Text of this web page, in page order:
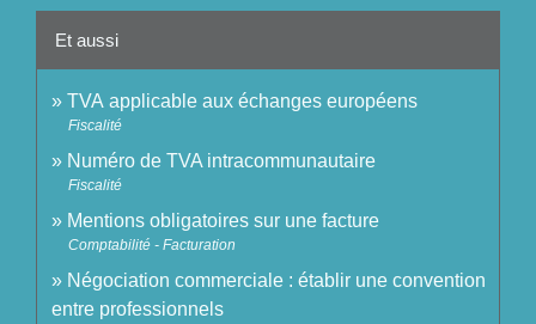
Et aussi
TVA applicable aux échanges européens
Fiscalité
Numéro de TVA intracommunautaire
Fiscalité
Mentions obligatoires sur une facture
Comptabilité - Facturation
Négociation commerciale : établir une convention
entre professionnels